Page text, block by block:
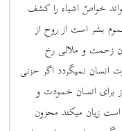
خواصّ اشیاء را کشف
بشر است از روح از
زحمت و ملالی رخ
انسان نمیگردد اگر حزنی
برای انسان خمودت و
زیان میکند محزون